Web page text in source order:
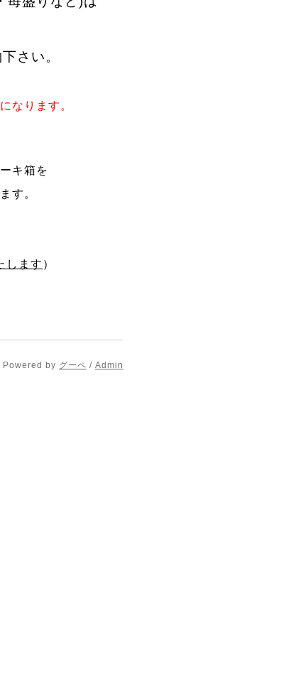
さい。
なります。
キ箱を
す。
します ）
Powered by グーペ / Admin